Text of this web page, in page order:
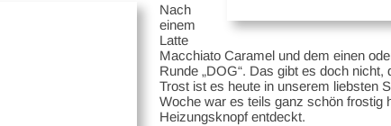
Nach
einem
Latte
Macchiato Caramel und dem einen
Runde „DOG“. Das gibt es doch
Trost ist es heute in unserem liebsten
Woche war es teils ganz schön frostig
Heizungsknopf entdeckt.